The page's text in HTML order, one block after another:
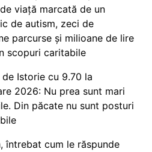
viață marcată de un
de autism, zeci de
parcurse și milioane de lire
scopuri caritabile
Istorie cu 9.70 la
2026: Nu prea sunt mari
Din păcate nu sunt posturi
întrebat cum le răspunde